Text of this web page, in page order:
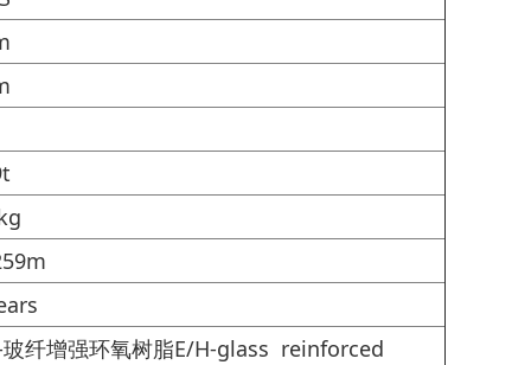
纤增强环氧树脂E/H-glass reinforced